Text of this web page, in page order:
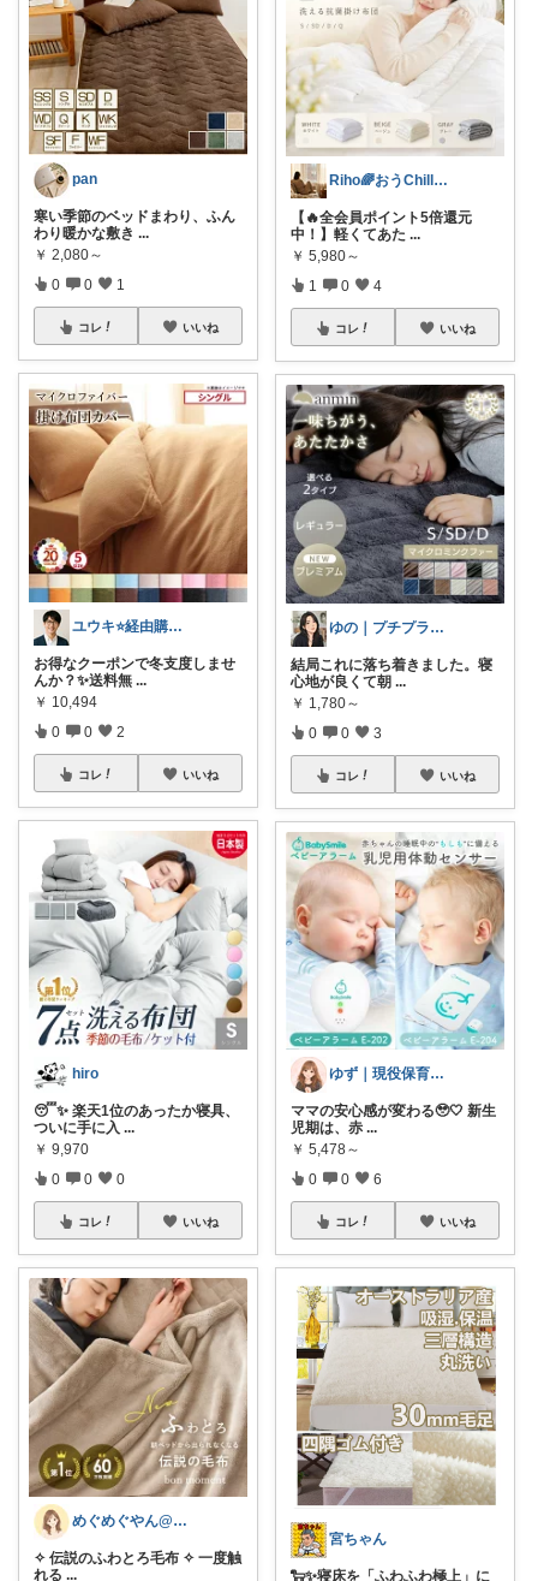
pan
寒い季節のベッドまわり、ふん
わり暖かな敷き ...
￥ 2,080～
0 0 1
コレ いいね
ユウキ⭐️経由購入感謝です！
お得なクーポンで冬支度しませ
んか？✨送料無 ...
￥ 10,494
0 0 2
コレ いいね
hiro
😴✨ 楽天1位のあったか寝具、
ついに手に入 ...
￥ 9,970
0 0 0
コレ いいね
めぐめぐやん@2児ママ×ゆるっと暮らし
✧ 伝説のふわとろ毛布 ✧ 一度触
れる ...
Riho🌈おうChill★グッズ
【🔥全会員ポイント5倍還元
中！】軽くてあた ...
￥ 5,980～
1 0 4
コレ いいね
ゆの｜プチプラで整う暮らし
結局これに落ち着きました。寝
心地が良くて朝 ...
￥ 1,780～
0 0 3
コレ いいね
ゆず｜現役保育士おすすめの育児グッズ🧸
ママの安心感が変わる🥹🤍 新生
児期は、赤 ...
￥ 5,478～
0 0 6
コレ いいね
宮ちゃん
🐑✨寝床を「ふわふわ極上」に